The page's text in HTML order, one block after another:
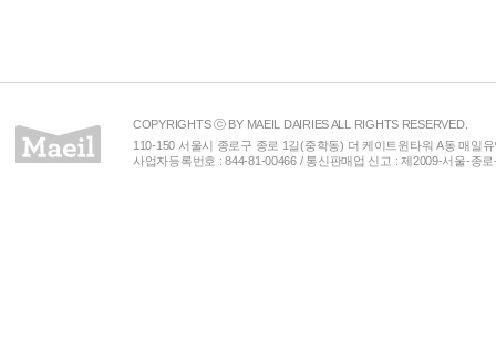
COPYRIGHTS ⓒ BY MAEIL DAIRIES ALL RIGHTS RESERVED.
110-150 서울시 종로구 종로 1길(중학동) 더 케이트윈타워 A동 매일
사업자등록번호 : 844-81-00466 / 통신판매업 신고 : 제2009-서울-종